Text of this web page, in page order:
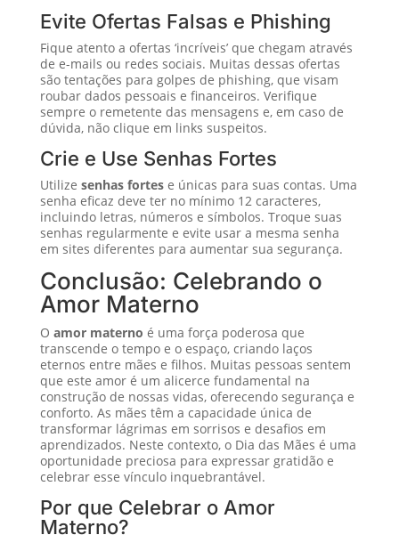
Evite Ofertas Falsas e Phishing
Fique atento a ofertas ‘incríveis’ que chegam através
de e-mails ou redes sociais. Muitas dessas ofertas
são tentações para golpes de phishing, que visam
roubar dados pessoais e financeiros. Verifique
sempre o remetente das mensagens e, em caso de
dúvida, não clique em links suspeitos.
Crie e Use Senhas Fortes
Utilize senhas fortese únicas para suas contas. Uma
senha eficaz deve ter no mínimo 12 caracteres,
incluindo letras, números e símbolos. Troque suas
senhas regularmente e evite usar a mesma senha
em sites diferentes para aumentar sua segurança.
Conclusão: Celebrando o
Amor Materno
O amor materno é uma força poderosa que
transcende o tempo e o espaço, criando laços
eternos entre mães e filhos. Muitas pessoas sentem
que este amor é um alicerce fundamental na
construção de nossas vidas, oferecendo segurança e
conforto. As mães têm a capacidade única de
transformar lágrimas em sorrisos e desafios em
aprendizados. Neste contexto, o Dia das Mães é uma
oportunidade preciosa para expressar gratidão e
celebrar esse vínculo inquebrantável.
Por que Celebrar o Amor
Materno?